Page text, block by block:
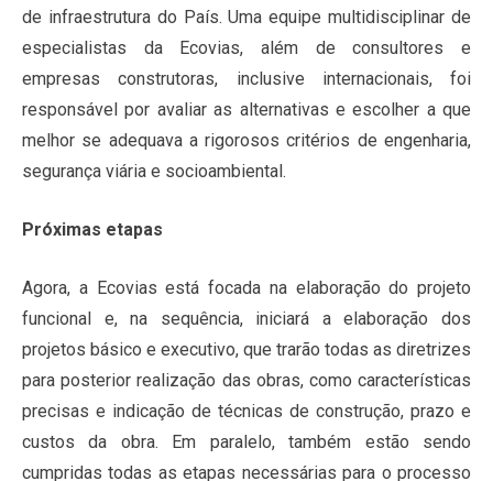
de infraestrutura do País. Uma equipe multidisciplinar de
especialistas da Ecovias, além de consultores e
empresas construtoras, inclusive internacionais, foi
responsável por avaliar as alternativas e escolher a que
melhor se adequava a rigorosos critérios de engenharia,
segurança viária e socioambiental.
Próximas etapas
Agora, a Ecovias está focada na elaboração do projeto
funcional e, na sequência, iniciará a elaboração dos
projetos básico e executivo, que trarão todas as diretrizes
para posterior realização das obras, como características
precisas e indicação de técnicas de construção, prazo e
custos da obra. Em paralelo, também estão sendo
cumpridas todas as etapas necessárias para o processo